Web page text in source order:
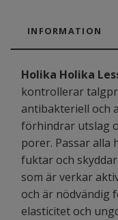
INFORMATION
Holika Holika
kontrollerar
antibakteriell och
förhindrar utslag
porer. Passar alla
fuktar och
som är verkar
och är nödvändig
elasticitet och